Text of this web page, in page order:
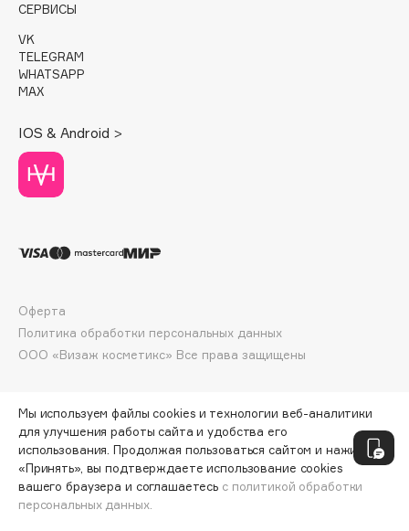
d'Alba
DABO
DARLING*
Darphin
Deonica
Dessange
Dior
Dolomit
DP Daily Perfection
Dr. Vranjes Firenze
Dr.Jart+
DSD de Luxe
Dyson
ДОБАВИТЬ В КОРЗИНУ
СЕРВИСЫ
VK
TELEGRAM
WHATSAPP
MAX
IOS & Android >
ООО «Визаж косметикс» Все права защищены
Оферта
Политика обработки персональных данных
Мы используем файлы cookies и технологии веб-аналитики
для улучшения работы сайта и удобства его
использования. Продолжая пользоваться сайтом и нажимая
«Принять», вы подтверждаете использование cookies
вашего браузера и соглашаетесь с политикой обработки
персональных данных.